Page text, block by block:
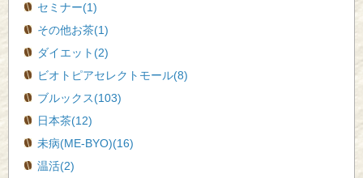
セミナー(1)
その他お茶(1)
ダイエット(2)
ビオトピアセレクトモール(8)
ブルックス(103)
日本茶(12)
未病(ME-BYO)(16)
温活(2)